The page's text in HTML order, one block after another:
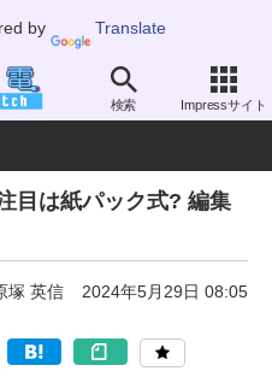
by Translate
検索 Impressサイト
スティック型
目は紙パック式? 編集
塚 英信 2024年5月29日 08:05